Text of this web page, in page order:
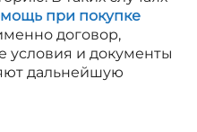
при покупке
договор,
условия и документы
дальнейшую